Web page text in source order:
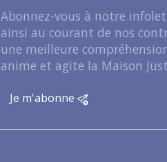
Abonnez-vous à notre
ainsi au courant de nos
une meilleure
anime et agite la Maison
Je m'abonne